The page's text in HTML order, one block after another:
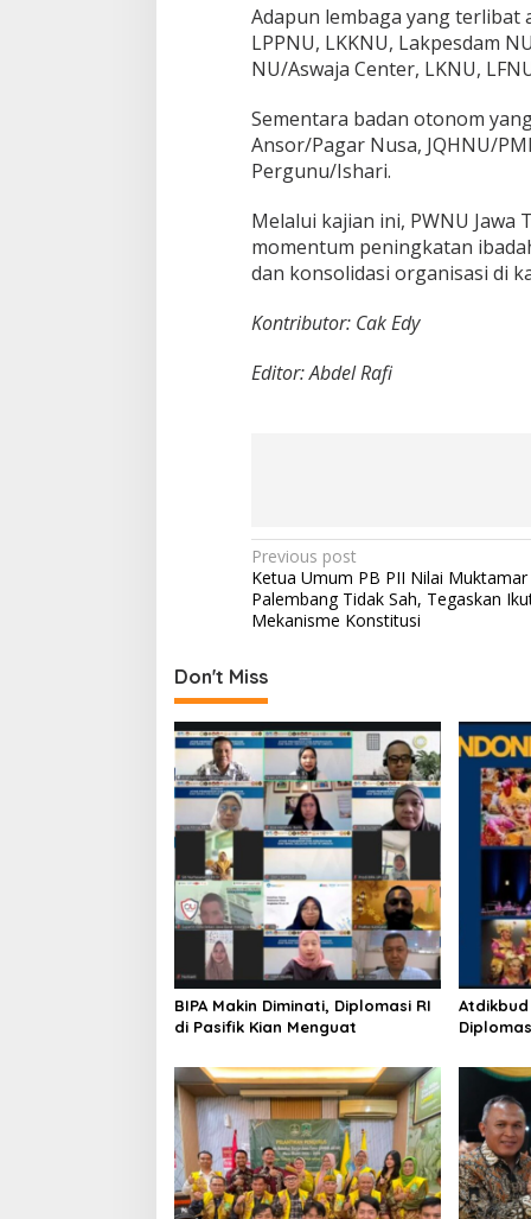
Adapun lembaga yang terlibat
LPPNU, LKKNU, Lakpesdam
NU/Aswaja Center, LKNU,
Sementara badan otonom
Ansor/Pagar Nusa, JQHNU/
Pergunu/Ishari.
Melalui kajian ini, PWNU
momentum peningkatan
dan konsolidasi organisasi di
Kontributor: Cak Edy
Editor: Abdel Rafi
P
o
s
n
a
v
i
g
a
t
i
o
n
Previous post
Ketua Umum PB PII Nilai Muktamar
Palembang Tidak Sah, Tegaskan
Mekanisme Konstitusi
Don't Miss
BIPA Makin Diminati, Diplomasi RI
di Pasifik Kian Menguat